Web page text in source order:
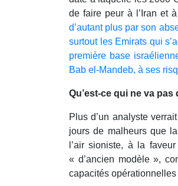
de faire peur à l’Iran et
d’autant plus par son
surtout les Emirats qui
première base
Bab el-Mandeb, à ses
Qu’est-ce qui ne va pas
Plus d’un analyste
jours de malheurs que
l’air sioniste, à la
« d’ancien modèle »,
capacités opérationnelles